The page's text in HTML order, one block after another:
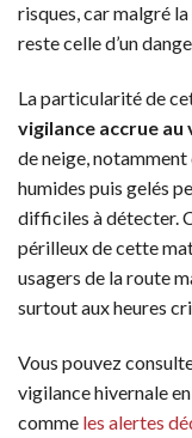
risques, car malgré
reste celle d’un
La particularité de
vigilance accrue au
de neige, notamment
humides puis gelés
difficiles à détecter.
périlleux de cette
usagers de la route
surtout aux heures
Vous pouvez
vigilance hivernale
comme les alertes